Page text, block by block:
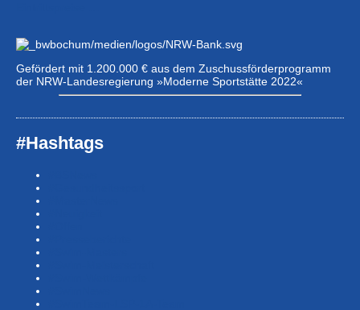
Gefördert mit 1.200.000 € aus dem Zuschussförderprogramm
der NRW-Landesregierung »Moderne Sportstätte 2022«
#Hashtags